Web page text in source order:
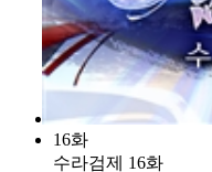
16화
수라검제 16화